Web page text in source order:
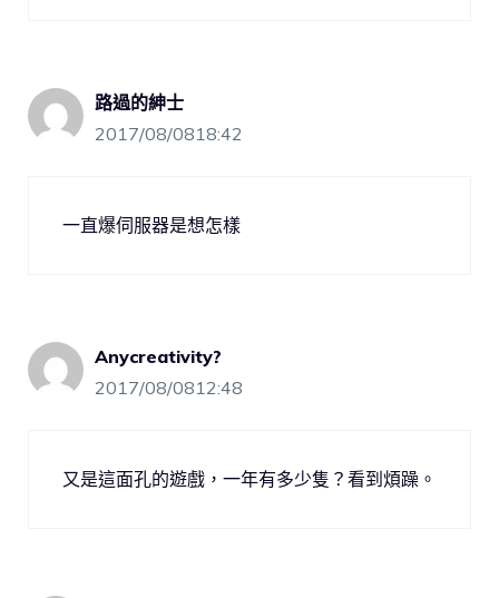
路過的紳士
2017/08/0818:42
一直爆伺服器是想怎樣
Anycreativity?
2017/08/0812:48
又是這面孔的遊戲，一年有多少隻？看到煩躁。